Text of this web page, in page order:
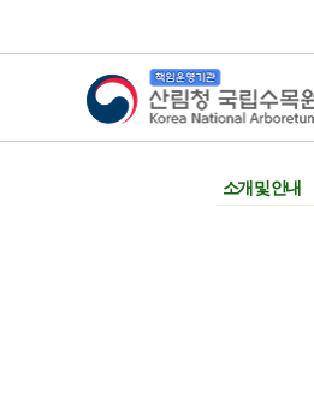
산림청 국립수목원
소개 및 안내